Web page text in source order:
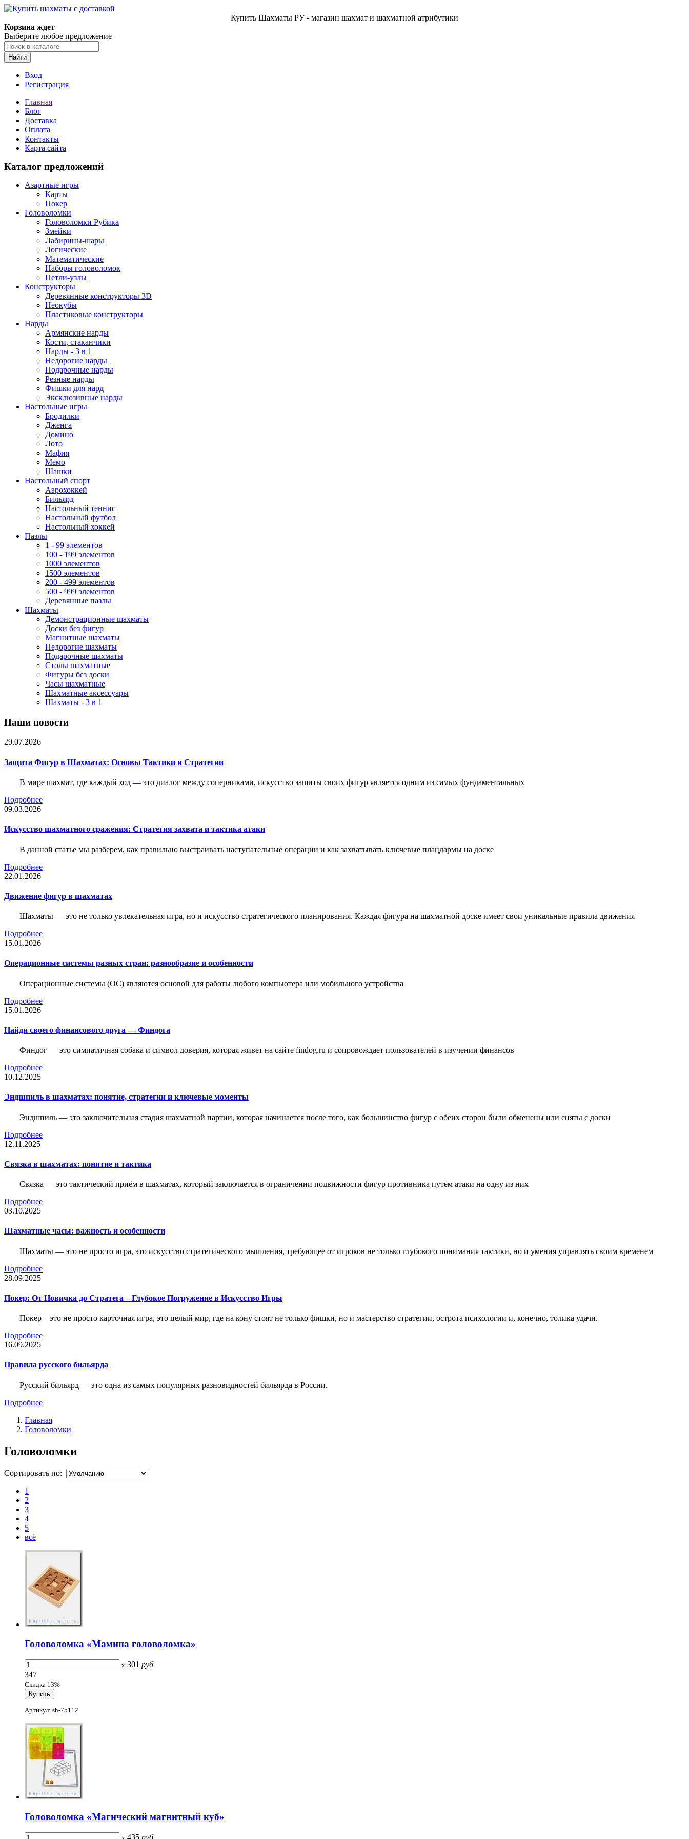
Купить Шахматы РУ - магазин шахмат и шахматной атрибутики
Корзина ждет
Выберите любое предложение
Найти
Вход
Регистрация
Главная
Блог
Доставка
Оплата
Контакты
Карта сайта
Каталог предложений
Азартные игры
Карты
Покер
Головоломки
Головоломки Рубика
Змейки
Лабирины-шары
Логические
Математические
Наборы головоломок
Петли-узлы
Конструкторы
Деревянные конструкторы 3D
Неокубы
Пластиковые конструкторы
Нарды
Армянские нарды
Кости, стаканчики
Нарды - 3 в 1
Недорогие нарды
Подарочные нарды
Резные нарды
Фишки для нард
Эксклюзивные нарды
Настольные игры
Бродилки
Дженга
Домино
Лото
Мафия
Мемо
Шашки
Настольный спорт
Аэрохоккей
Бильярд
Настольный теннис
Настольный футбол
Настольный хоккей
Пазлы
1 - 99 элементов
100 - 199 элементов
1000 элементов
1500 элементов
200 - 499 элементов
500 - 999 элементов
Деревянные пазлы
Шахматы
Демонстрационные шахматы
Доски без фигур
Магнитные шахматы
Недорогие шахматы
Подарочные шахматы
Столы шахматные
Фигуры без доски
Часы шахматные
Шахматные аксессуары
Шахматы - 3 в 1
Наши новости
29.07.2026
Защита Фигур в Шахматах: Основы Тактики и Стратегии
В мире шахмат, где каждый ход — это диалог между соперниками, искусство защиты своих фигур является одним из самых фундаментальных
Подробнее
09.03.2026
Искусство шахматного сражения: Стратегия захвата и тактика атаки
В данной статье мы разберем, как правильно выстраивать наступательные операции и как захватывать ключевые плацдармы на доске
Подробнее
22.01.2026
Движение фигур в шахматах
Шахматы — это не только увлекательная игра, но и искусство стратегического планирования. Каждая фигура на шахматной доске имеет свои уникальные правила движения
Подробнее
15.01.2026
Операционные системы разных стран: разнообразие и особенности
Операционные системы (ОС) являются основой для работы любого компьютера или мобильного устройства
Подробнее
15.01.2026
Найди своего финансового друга — Финдога
Финдог — это симпатичная собака и символ доверия, которая живет на сайте findog.ru и сопровождает пользователей в изучении финансов
Подробнее
10.12.2025
Эндшпиль в шахматах: понятие, стратегии и ключевые моменты
Эндшпиль — это заключительная стадия шахматной партии, которая начинается после того, как большинство фигур с обеих сторон были обменены или сняты с доски
Подробнее
12.11.2025
Связка в шахматах: понятие и тактика
Связка — это тактический приём в шахматах, который заключается в ограничении подвижности фигур противника путём атаки на одну из них
Подробнее
03.10.2025
Шахматные часы: важность и особенности
Шахматы — это не просто игра, это искусство стратегического мышления, требующее от игроков не только глубокого понимания тактики, но и умения управлять своим временем
Подробнее
28.09.2025
Покер: От Новичка до Стратега – Глубокое Погружение в Искусство Игры
Покер – это не просто карточная игра, это целый мир, где на кону стоят не только фишки, но и мастерство стратегии, острота психологии и, конечно, толика удачи.
Подробнее
16.09.2025
Правила русского бильярда
Русский бильярд — это одна из самых популярных разновидностей бильярда в России.
Подробнее
Главная
Головоломки
Головоломки
Сортировать по:
1
2
3
4
5
всё
Головоломка «Мамина головоломка»
x 301 руб
347
Скидка 13%
Артикул: sh-75112
Головоломка «Магический магнитный куб»
435 руб